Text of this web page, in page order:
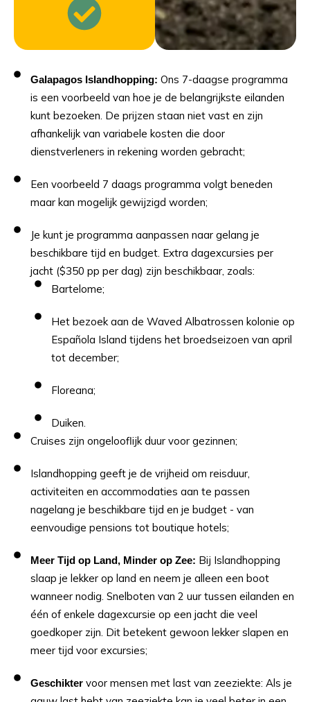
Galapagos Islandhopping: Ons 7-daagse programma
is een voorbeeld van hoe je de belangrijkste eilanden
kunt bezoeken. De prijzen staan ​​niet vast en zijn
afhankelijk van variabele kosten die door
dienstverleners in rekening worden gebracht;
Een voorbeeld 7 daags programma volgt beneden
maar kan mogelijk gewijzigd worden;
Je kunt je programma aanpassen naar gelang je
beschikbare tijd en budget. Extra dagexcursies per
jacht ($350 pp per dag) zijn beschikbaar, zoals:
Bartelome;
Het bezoek aan de Waved Albatrossen kolonie op
Española Island tijdens het broedseizoen van april
tot december;
Floreana;
Duiken.
Cruises zijn ongelooflijk duur voor gezinnen;
Islandhopping geeft je de vrijheid om reisduur,
activiteiten en accommodaties aan te passen
nagelang je beschikbare tijd en je budget - van
eenvoudige pensions tot boutique hotels;
Meer Tijd op Land, Minder op Zee: Bij Islandhopping
slaap je lekker op land en neem je alleen een boot
wanneer nodig. Snelboten van 2 uur tussen eilanden en
één of enkele dagexcursie op een jacht die veel
goedkoper zijn. Dit betekent gewoon lekker slapen en
meer tijd voor excursies;
Geschikter voor mensen met last van zeeziekte: Als je